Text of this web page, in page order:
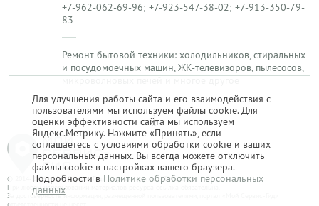
+7-962-062-69-96; +7-923-547-38-02; +7-913-350-79-
83
Ремонт бытовой техники: холодильников, стиральных
и посудомоечных машин, ЖК-телевизоров, пылесосов,
микроволновых печей и многое другое
1
© 2014-2026. «Мой Сервис-Гид» – проект группы «Текарт».
При любом использовании материалов ресурса ссылка обязательна.
За достоверность информации, размещенной пользователями, портал «Мой Сервис-Гид»
Для улучшения работы сайта и его взаимодействия с
пользователями мы используем файлы cookie. Для
оценки эффективности сайта мы используем
Яндекс.Метрику. Нажмите «Принять», если
соглашаетесь с условиями обработки cookie и ваших
персональных данных. Вы всегда можете отключить
файлы cookie в настройках вашего браузера.
Подробности в Политике обработки персональных
данных